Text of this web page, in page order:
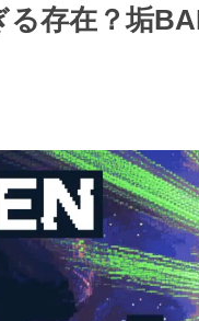
存在？垢